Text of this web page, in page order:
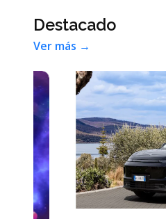
Destacado
Ver más →